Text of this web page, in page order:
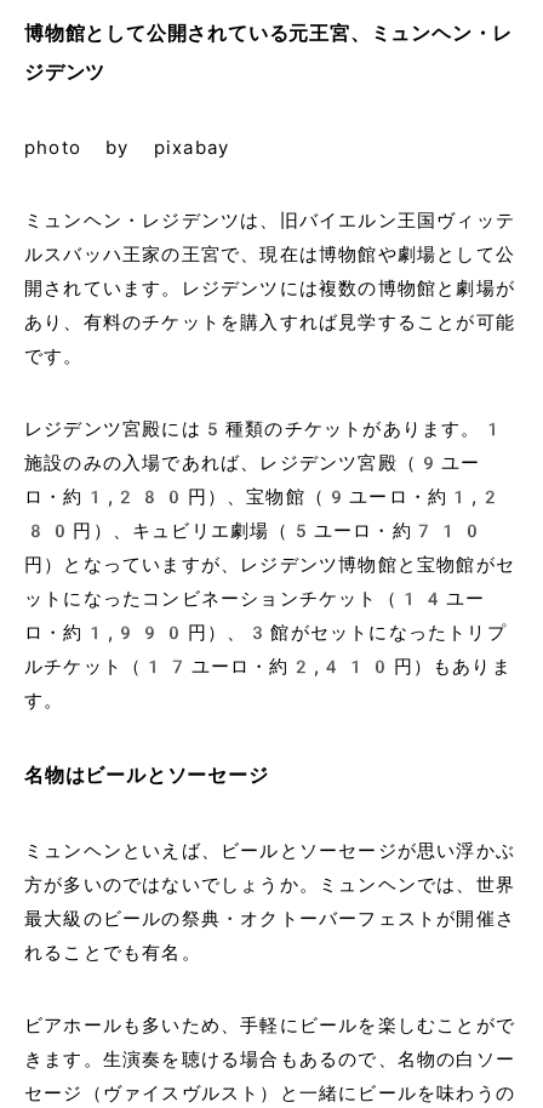
博物館として公開されている元王宮、ミュンヘン・レ
ジデンツ
photo by pixabay
ミュンヘン・レジデンツは、旧バイエルン王国ヴィッテ
ルスバッハ王家の王宮で、現在は博物館や劇場として公
開されています。レジデンツには複数の博物館と劇場が
あり、有料のチケットを購入すれば見学することが可能
です。
レジデンツ宮殿には5種類のチケットがあります。1
施設のみの入場であれば、レジデンツ宮殿（9ユー
ロ・約1,280円）、宝物館（9ユーロ・約1,2
80円）、キュビリエ劇場（5ユーロ・約710
円）となっていますが、レジデンツ博物館と宝物館がセ
ットになったコンビネーションチケット（14ユー
ロ・約1,990円）、3館がセットになったトリプ
ルチケット（17ユーロ・約2,410円）もありま
す。
名物はビールとソーセージ
ミュンヘンといえば、ビールとソーセージが思い浮かぶ
方が多いのではないでしょうか。ミュンヘンでは、世界
最大級のビールの祭典・オクトーバーフェストが開催さ
れることでも有名。
ビアホールも多いため、手軽にビールを楽しむことがで
きます。生演奏を聴ける場合もあるので、名物の白ソー
セージ（ヴァイスヴルスト）と一緒にビールを味わうの